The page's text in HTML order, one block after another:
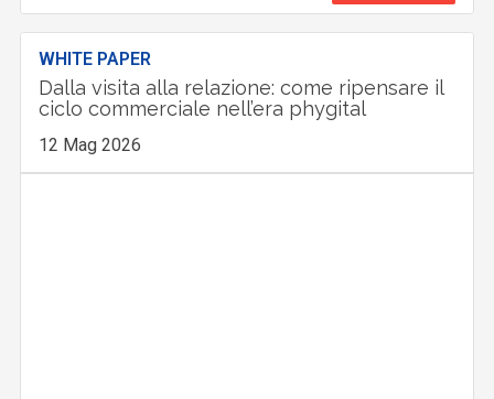
WHITE PAPER
Dalla visita alla relazione: come ripensare il
ciclo commerciale nell’era phygital
12 Mag 2026